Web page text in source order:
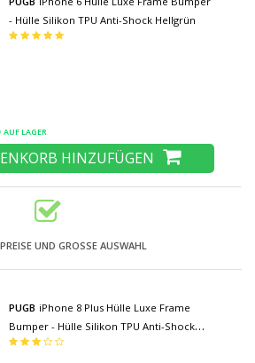
- Hülle Silikon TPU Anti-Shock Hellgrün
AUF LAGER
HINZUFÜGEN
UND GROSSE AUSWAHL
PUGB iPhone 8 Plus Hülle Luxe Frame
Bumper - Hülle Silikon TPU Anti-Shock
Hellgrün